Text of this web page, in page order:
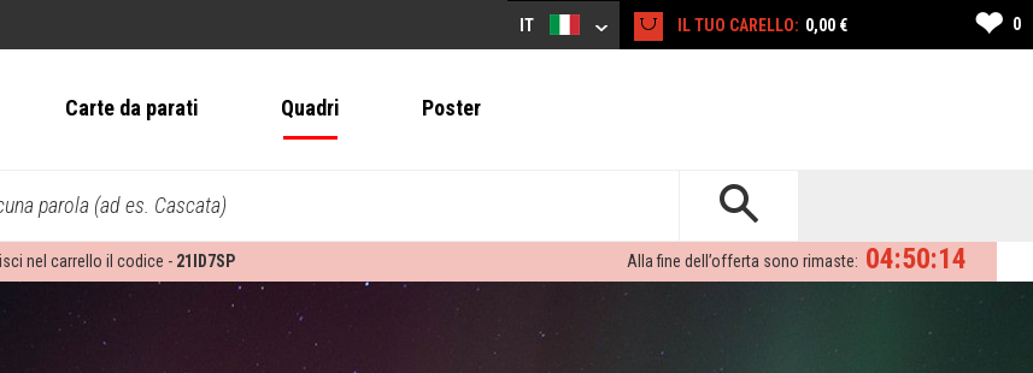
IT IL TUO CARELLO: 0,00 € ❤ 0
Carte da parati Quadri Poster
parola (ad es. Cascata)
nel carrello il codice - 21ID7SP 04:50:13
Alla fine dell’offerta sono rimaste: